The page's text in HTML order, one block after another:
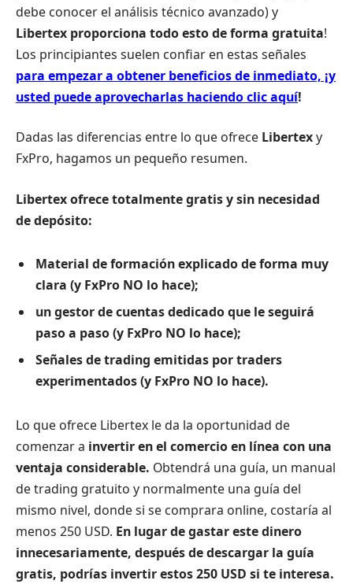
debe conocer el análisis técnico avanzado) y
Libertex proporciona todo esto de forma gratuita!
Los principiantes suelen confiar en estas señales
para empezar a obtener beneficios de inmediato, ¡y
usted puede aprovecharlas haciendo clic aquí!
Dadas las diferencias entre lo que ofrece Libertexy
FxPro, hagamos un pequeño resumen.
Libertex ofrece totalmente gratis y sin necesidad
de depósito:
Material de formación explicado de forma muy
clara (y FxPro NO lo hace);
un gestor de cuentas dedicado que le seguirá
paso a paso (y FxPro NO lo hace);
Señales de trading emitidas por traders
experimentados (y FxPro NO lo hace).
Lo que ofrece Libertex le da la oportunidad de
comenzar a invertir en el comercio en línea con una
ventaja considerable. Obtendrá una guía, un manual
de trading gratuito y normalmente una guía del
mismo nivel, donde si se comprara online, costaría al
menos 250 USD. En lugar de gastar este dinero
innecesariamente, después de descargar la guía
gratis, podrías invertir estos 250 USD si te interesa.